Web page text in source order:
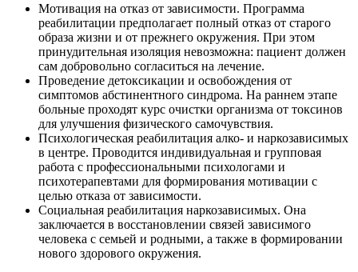
Мотивация на отказ от зависимости. Программа
реабилитации предполагает полный отказ от старого
образа жизни и от прежнего окружения. При этом
принудительная изоляция невозможна: пациент должен
сам добровольно согласиться на лечение.
Проведение детоксикации и освобождения от
симптомов абстинентного синдрома. На раннем этапе
больные проходят курс очистки организма от токсинов
для улучшения физического самочувствия.
Психологическая реабилитация алко- и наркозависимых
в центре. Проводится индивидуальная и групповая
работа с профессиональными психологами и
психотерапевтами для формирования мотивации с
целью отказа от зависимости.
Социальная реабилитация наркозависимых. Она
заключается в восстановлении связей зависимого
человека с семьей и родными, а также в формировании
нового здорового окружения.